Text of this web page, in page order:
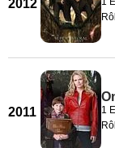
2012
2011 1